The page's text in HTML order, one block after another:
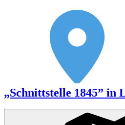
„Schnittstelle 1845” in